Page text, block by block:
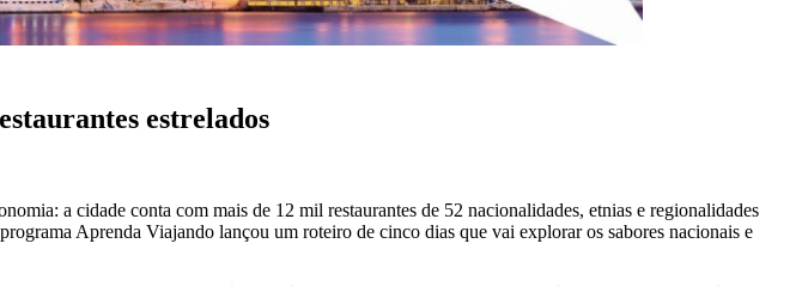
estrelados
a cidade conta com mais de 12 mil restaurantes de 52 nacionalidades, etnias e regionalidades
Aprenda Viajando lançou um roteiro de cinco dias que vai explorar os sabores nacionais e